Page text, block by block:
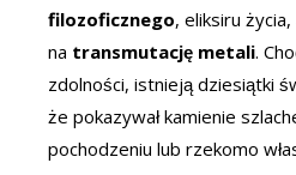
filozoficznego, eliksiru
na transmutację metali.
zdolności, istnieją dziesiątki
że pokazywał kamienie
pochodzeniu lub rzekomo